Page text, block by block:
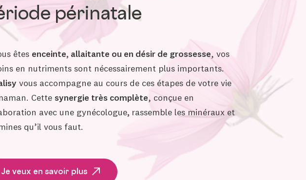
périnatale
êtes enceinte, allaitante ou en désir de grossesse, vos
en nutriments sont nécessairement plus importants.
vous accompagne au cours de ces étapes de votre vie
Cette synergie très complète, conçue en
avec une gynécologue, rassemble les minéraux et
qu’il vous faut.
Je veux en savoir plus